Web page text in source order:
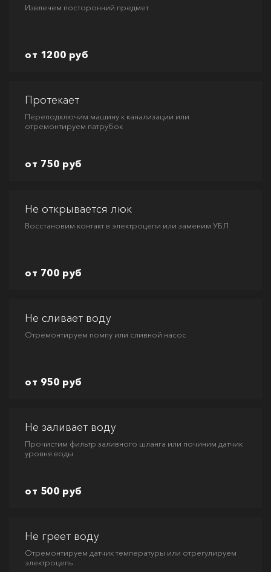
Извлечем посторонний предмет
от 1200 руб
Протекает
Переподключим машину к канализации или
отремонтируем патрубок
от 750 руб
Не открывается люк
Восстановим контакт в электроцепи или заменим УБЛ
от 700 руб
Не сливает воду
Отремонтируем помпу или сливной насос
от 950 руб
Не заливает воду
Прочистим фильтр заливного шланга или починим датчик
уровня воды
от 500 руб
Не греет воду
Отремонтируем датчик температуры или отрегулируем
электроцепь